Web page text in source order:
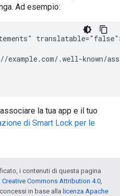
Ad esempio:
example.com/.well-known/
la tua app e il tuo
di Smart Lock per le
i contenuti di questa pagina
Creative Commons Attribution 4.0,
in base alla licenza Apache